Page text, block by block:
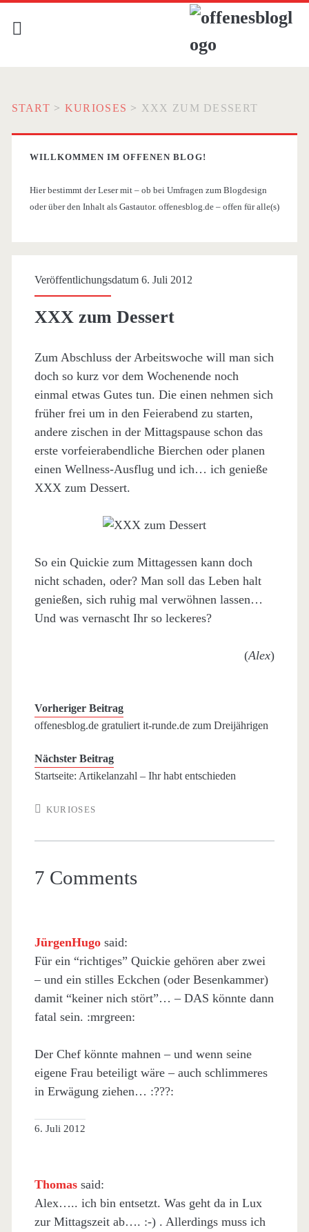
START > KURIOSES > XXX ZUM DESSERT
WILLKOMMEN IM OFFENEN BLOG!
Hier bestimmt der Leser mit – ob bei Umfragen zum Blogdesign
oder über den Inhalt als Gastautor. offenesblog.de – offen für alle(s)
Veröffentlichungsdatum 6. Juli 2012
XXX zum Dessert
Zum Abschluss der Arbeitswoche will man sich
doch so kurz vor dem Wochenende noch
einmal etwas Gutes tun. Die einen nehmen sich
früher frei um in den Feierabend zu starten,
andere zischen in der Mittagspause schon das
erste vorfeierabendliche Bierchen oder planen
einen Wellness-Ausflug und ich… ich genieße
XXX zum Dessert.
So ein Quickie zum Mittagessen kann doch
nicht schaden, oder? Man soll das Leben halt
genießen, sich ruhig mal verwöhnen lassen…
Und was vernascht Ihr so leckeres?
(Alex)
Vorheriger Beitrag
offenesblog.de gratuliert it-runde.de zum Dreijährigen
Nächster Beitrag
Startseite: Artikelanzahl – Ihr habt entschieden
KURIOSES
7 Comments
JürgenHugo said:
Für ein “richtiges” Quickie gehören aber zwei
– und ein stilles Eckchen (oder Besenkammer)
damit “keiner nich stört”… – DAS könnte dann
fatal sein. :mrgreen:
Der Chef könnte mahnen – und wenn seine
eigene Frau beteiligt wäre – auch schlimmeres
in Erwägung ziehen… :???:
6. Juli 2012
Thomas said:
Alex….. ich bin entsetzt. Was geht da in Lux
zur Mittagszeit ab…. :-) . Allerdings muss ich